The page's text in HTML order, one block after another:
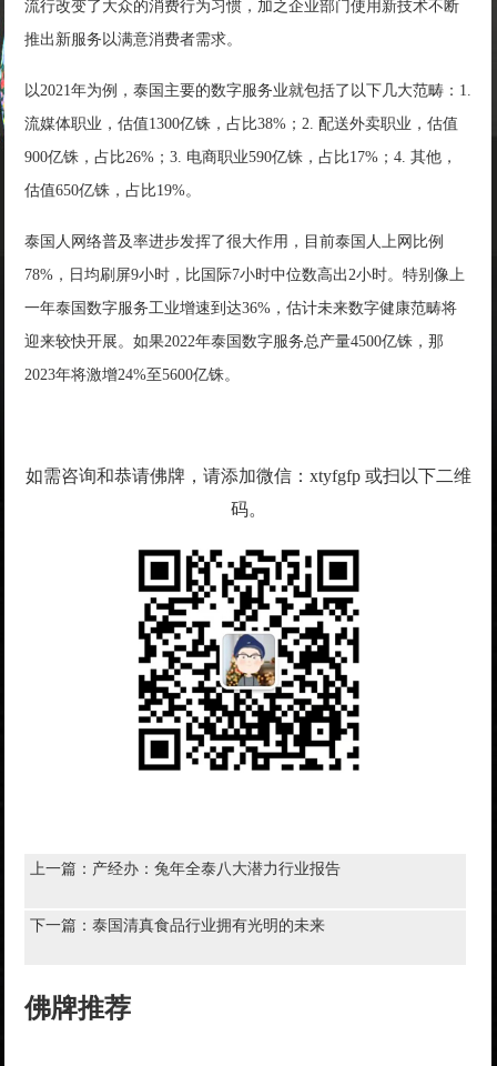
流行改变了大众的消费行为习惯，加之企业部门使用新技术不断
推出新服务以满意消费者需求。
以2021年为例，泰国主要的数字服务业就包括了以下几大范畴：1.
流媒体职业，估值1300亿铢，占比38%；2. 配送外卖职业，估值
900亿铢，占比26%；3. 电商职业590亿铢，占比17%；4. 其他，
估值650亿铢，占比19%。
泰国人网络普及率进步发挥了很大作用，目前泰国人上网比例
78%，日均刷屏9小时，比国际7小时中位数高出2小时。特别像上
一年泰国数字服务工业增速到达36%，估计未来数字健康范畴将
迎来较快开展。如果2022年泰国数字服务总产量4500亿铢，那
2023年将激增24%至5600亿铢。
如需咨询和恭请佛牌，请添加微信：xtyfgfp 或扫以下二维
码。
上一篇： 产经办：兔年全泰八大潜力行业报告
下一篇：泰国清真食品行业拥有光明的未来
佛牌推荐